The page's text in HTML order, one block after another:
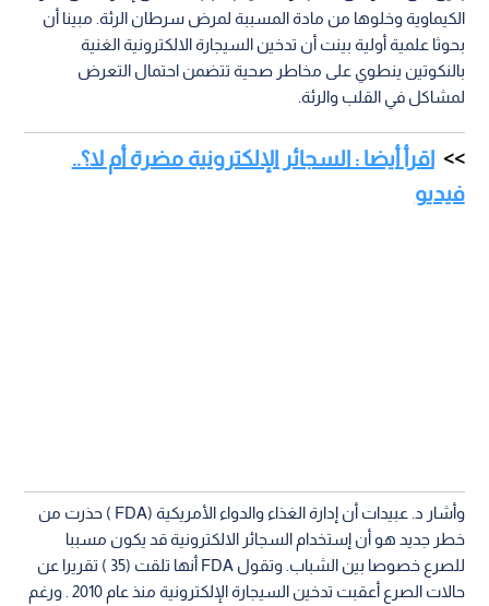
الكيماوية وخلوها من مادة المسببة لمرض سرطان الرئة. مبينا أن
بحوثا علمية أولية بينت أن تدخين السيجارة الالكترونية الغنية
بالنكوتين ينطوي على مخاطر صحية تتضمن احتمال التعرض
لمشاكل في القلب والرئة.
اقرأ أيضا : السجائر الإلكترونية مضرة أم لا؟..
فيديو
وأشار د. عبيدات أن إدارة الغذاء والدواء الأمريكية (FDA ) حذرت من
خطر جديد هو أن إستخدام السجائر الالكترونية قد يكون مسببا
للصرع خصوصا بين الشباب. وتقول FDA أنها تلقت (35 ) تقريرا عن
حالات الصرع أعقبت تدخين السيجارة الإلكترونية منذ عام 2010 . ورغم